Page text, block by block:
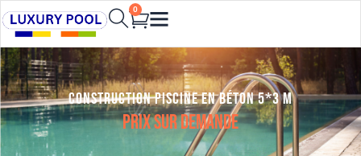
Aller
au
contenu
0
Cart
Construction Piscine en béton 5*3 m
Prix sur demande